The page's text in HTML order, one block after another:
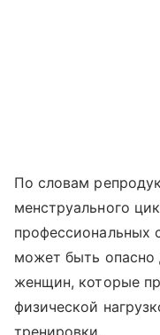
По словам
менструального
профессиональных
может быть опасно
женщин, которые
физической
тренировки.